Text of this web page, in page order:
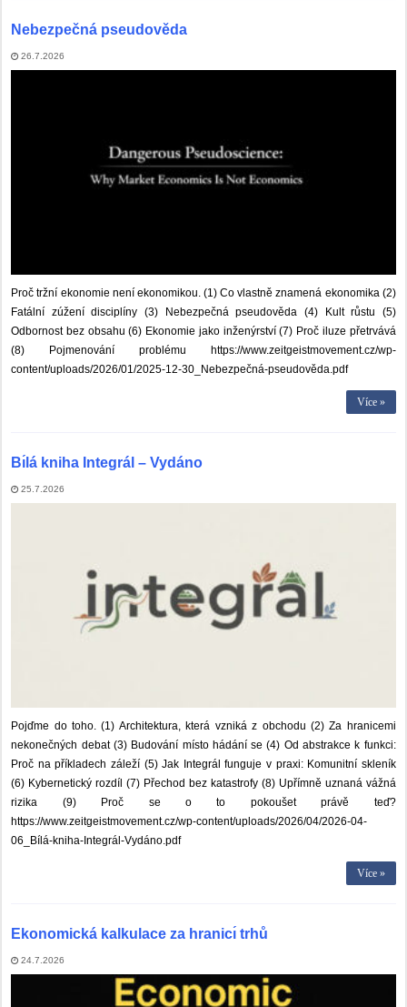
Nebezpečná pseudověda
26.7.2026
Proč tržní ekonomie není ekonomikou. (1) Co vlastně znamená ekonomika (2)
Fatální zúžení disciplíny (3) Nebezpečná pseudověda (4) Kult růstu (5)
Odbornost bez obsahu (6) Ekonomie jako inženýrství (7) Proč iluze přetrvává
(8) Pojmenování problému https://www.zeitgeistmovement.cz/wp-
content/uploads/2026/01/2025-12-30_Nebezpečná-pseudověda.pdf
Více »
Bı́lá kniha Integrál – Vydáno
25.7.2026
Pojďme do toho. (1) Architektura, která vzniká z obchodu (2) Za hranicemi
nekonečných debat (3) Budování místo hádání se (4) Od abstrakce k funkci:
Proč na příkladech záleží (5) Jak Integrál funguje v praxi: Komunitní skleník
(6) Kybernetický rozdíl (7) Přechod bez katastrofy (8) Upřímně uznaná vážná
rizika (9) Proč se o to pokoušet právě teď?
https://www.zeitgeistmovement.cz/wp-content/uploads/2026/04/2026-04-
06_Bílá-kniha-Integrál-Vydáno.pdf
Více »
Ekonomická kalkulace za hranicı́ trhů
24.7.2026